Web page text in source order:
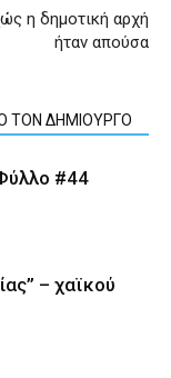
η δημοτική αρχή
ήταν απούσα
ΤΟΝ ΔΗΜΙΟΥΡΓΟ
#44
– χαϊκού